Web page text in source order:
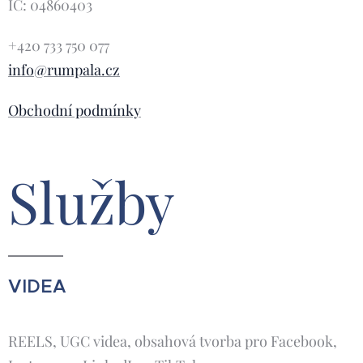
IČ: 04860403
+420 733 750 077
info@rumpala.cz
Obchodní podmínky
Služby
VIDEA
REELS, UGC videa, obsahová tvorba pro Facebook,